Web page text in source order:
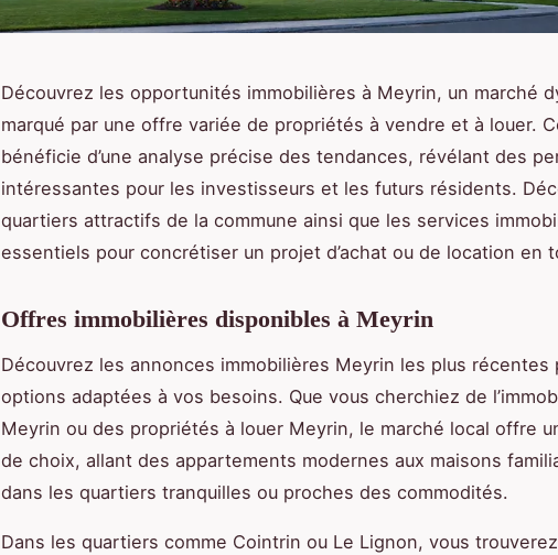
Découvrez les opportunités immobilières à Meyrin, un marché
marqué par une offre variée de propriétés à vendre et à louer.
bénéficie d’une analyse précise des tendances, révélant des
intéressantes pour les investisseurs et les futurs résidents.
quartiers attractifs de la commune ainsi que les services
essentiels pour concrétiser un projet d’achat ou de location en
Offres immobilières disponibles à Meyrin
Découvrez les annonces immobilières Meyrin les plus récentes
options adaptées à vos besoins. Que vous cherchiez de
Meyrin ou des propriétés à louer Meyrin, le marché local offre
de choix, allant des appartements modernes aux maisons
dans les quartiers tranquilles ou proches des commodités.
Dans les quartiers comme Cointrin ou Le Lignon, vous